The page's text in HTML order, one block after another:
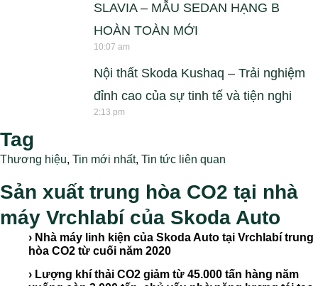
SLAVIA – MẪU SEDAN HẠNG B
HOÀN TOÀN MỚI
10:07 am
Nội thất Skoda Kushaq – Trải nghiệm
đỉnh cao của sự tinh tế và tiện nghi
2:13 pm
Tag
Thương hiệu, Tin mới nhất, Tin tức liên quan
Sản xuất trung hòa CO2 tại nhà
máy Vrchlabí của Skoda Auto
› Nhà máy linh kiện của Skoda Auto tại Vrchlabí trung
hòa CO2 từ cuối năm 2020
› Lượng khí thải CO2 giảm từ 45.000 tấn hàng năm